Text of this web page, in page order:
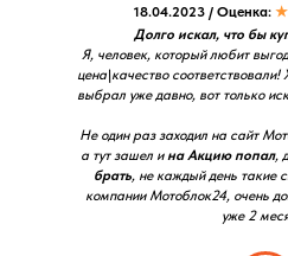
Долго искал, что бы
Я, человек, который любит
цена\качество
выбрал уже давно, вот только
Не один раз заходил на сайт
а тут зашел ина Акцию попал,
брать, не каждый день такие
компании Мотоблок24, очень
уже 2
18.04.2023 / Оценка: